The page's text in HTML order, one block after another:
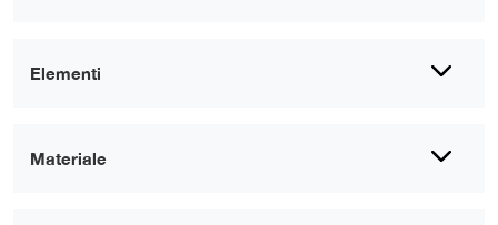
Elementi
Materiale